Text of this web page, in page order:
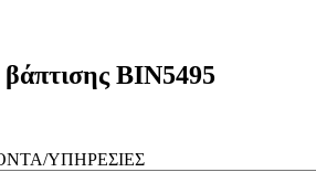
ΒΙΝ5495
ΥΠΗΡΕΣΙΕΣ